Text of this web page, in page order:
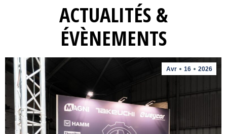
ACTUALITÉS &
ÉVÈNEMENTS
Avr 16 2026